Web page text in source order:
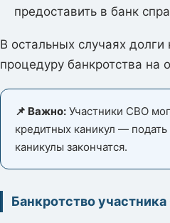
предоставить в банк
В остальных случаях
процедуру банкротства на
📌 Важно: Участники СВО
кредитных каникул —
каникулы закончатся.
Банкротство